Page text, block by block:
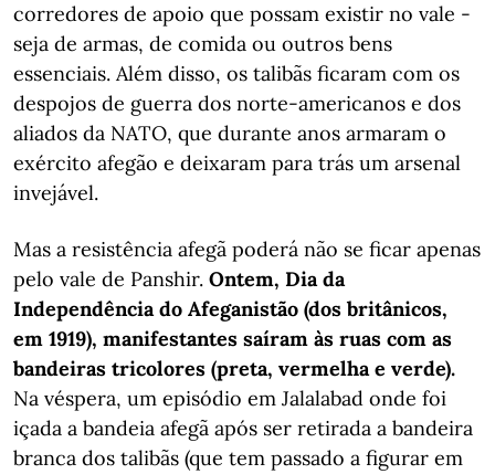
corredores de apoio que possam existir no vale -
seja de armas, de comida ou outros bens
essenciais. Além disso, os talibãs ficaram com os
despojos de guerra dos norte-americanos e dos
aliados da NATO, que durante anos armaram o
exército afegão e deixaram para trás um arsenal
invejável.
Mas a resistência afegã poderá não se ficar apenas
pelo vale de Panshir. Ontem, Dia da
Independência do Afeganistão (dos britânicos,
em 1919), manifestantes saíram às ruas com as
bandeiras tricolores (preta, vermelha e verde).
Na véspera, um episódio em Jalalabad onde foi
içada a bandeia afegã após ser retirada a bandeira
branca dos talibãs (que tem passado a figurar em